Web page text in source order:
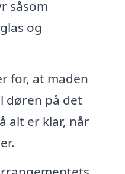
såsom
og
for, at maden
døren på det
alt er klar, når